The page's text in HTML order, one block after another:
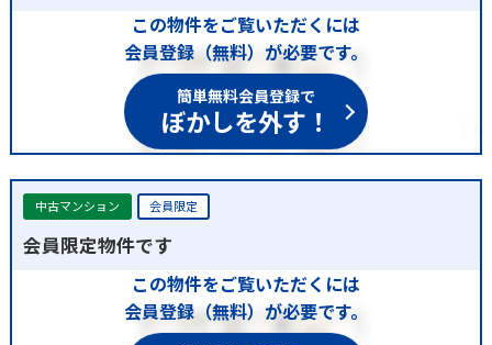
この物件をご覧いただくには
会員登録（無料）が必要です。
簡単無料会員登録で
ぼかしを外す！
中古マンション 会員限定
会員限定物件です
この物件をご覧いただくには
会員登録（無料）が必要です。